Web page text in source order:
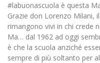
#labuonascuola è questa
Grazie don Lorenzo Milani,
rimangono vivi in chi crede
Ma… dal 1962 ad oggi
è che la scuola anziché
sempre di più soltanto per